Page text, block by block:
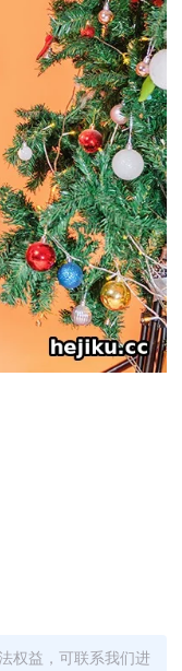
权益，可联系我们进